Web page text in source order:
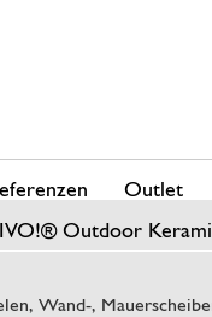
Outdoor
Outlet
Wand-,